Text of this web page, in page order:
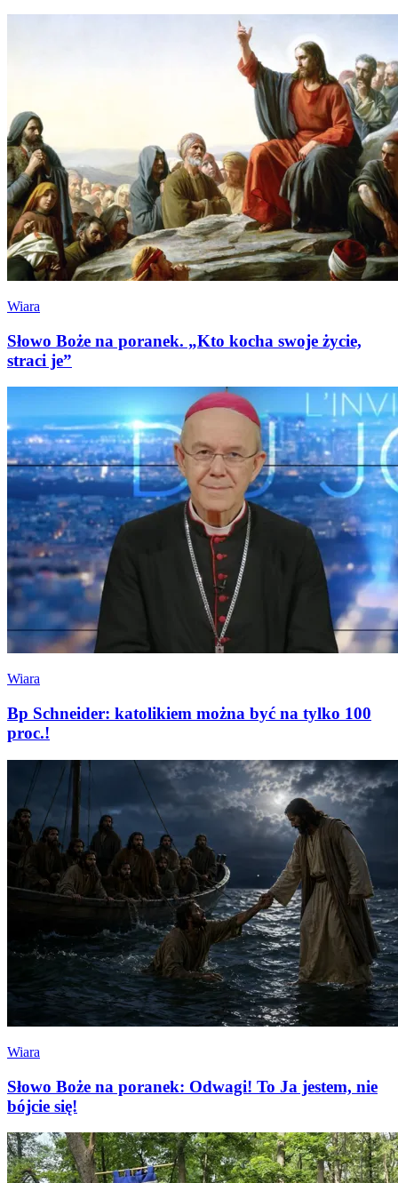
Wiara
Słowo Boże na poranek. „Kto kocha swoje życie,
straci je”
Wiara
Bp Schneider: katolikiem można być na tylko 100
proc.!
Wiara
Słowo Boże na poranek: Odwagi! To Ja jestem, nie
bójcie się!